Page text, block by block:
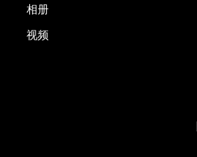
相册
视频